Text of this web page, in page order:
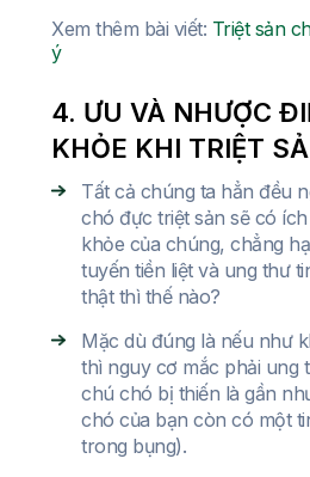
Xem thêm bài viết: Triệt sản
ý
4. ƯU VÀ NHƯỢC
KHỎE KHI TRIỆT
Tất cả chúng ta hẳn đều
chó đực triệt sản sẽ có
khỏe của chúng, chẳng
tuyến tiền liệt và ung thư
thật thì thế nào?
Mặc dù đúng là nếu như
thì nguy cơ mắc phải ung
chú chó bị thiến là gần
chó của bạn còn có một
trong bụng).